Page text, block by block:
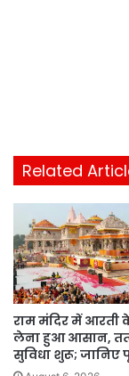
Related
राम मंदिर में आरती
लेना हुआ आसान,
सुविधा शुरू; जानिए